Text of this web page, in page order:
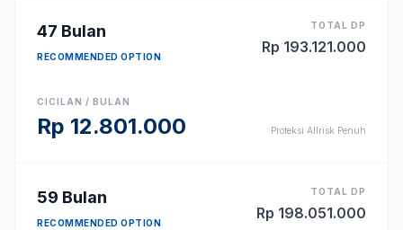
47 Bulan
RECOMMENDED OPTION
TOTAL DP
Rp 193.121.000
CICILAN / BULAN
Rp 12.801.000 Proteksi Allrisk Penuh
59 Bulan
RECOMMENDED OPTION
TOTAL DP
Rp 198.051.000